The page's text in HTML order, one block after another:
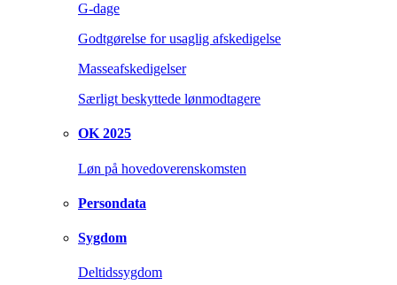
G-dage
Godtgørelse for usaglig afskedigelse
Masseafskedigelser
Særligt beskyttede lønmodtagere
OK 2025
Løn på hovedoverenskomsten
Persondata
Sygdom
Deltidssygdom